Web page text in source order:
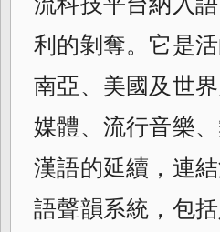
利的剝奪。它是
南亞、美國及世
媒體、流行音樂
漢語的延續，連
語聲韻系統，包